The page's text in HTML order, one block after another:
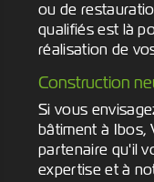
ou de
qualifiés est là
réalisation de
Construction
Si vous
bâtiment à Ibos,
partenaire qu'il
expertise et à